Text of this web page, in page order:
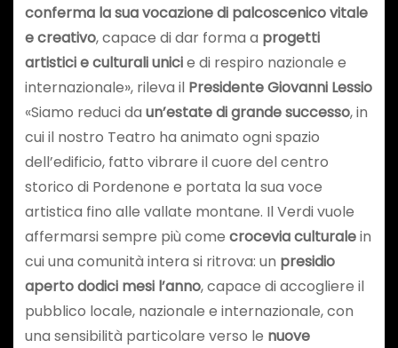
conferma la sua vocazione di palcoscenico vitale
e creativo, capace di dar forma a progetti
artistici e culturali unicie di respiro nazionale e
internazionale», rileva il Presidente Giovanni Lessio
«Siamo reduci da un’estate di grande successo, in
cui il nostro Teatro ha animato ogni spazio
dell’edificio, fatto vibrare il cuore del centro
storico di Pordenone e portata la sua voce
artistica fino alle vallate montane. Il Verdi vuole
affermarsi sempre più come crocevia culturalein
cui una comunità intera si ritrova: un presidio
aperto dodici mesi l’anno, capace di accogliere il
pubblico locale, nazionale e internazionale, con
una sensibilità particolare verso le nuove